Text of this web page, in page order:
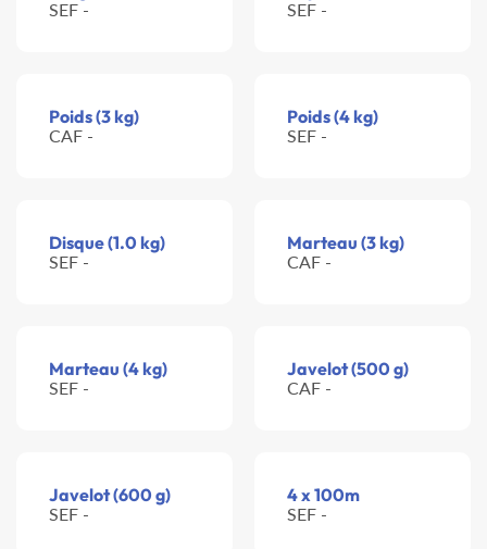
SEF - SEF -
Poids (3 kg)
CAF -
Poids (4 kg)
SEF -
Disque (1.0 kg)
SEF -
Marteau (3 kg)
CAF -
Marteau (4 kg)
SEF -
Javelot (500 g)
CAF -
Javelot (600 g)
SEF -
4 x 100m
SEF -